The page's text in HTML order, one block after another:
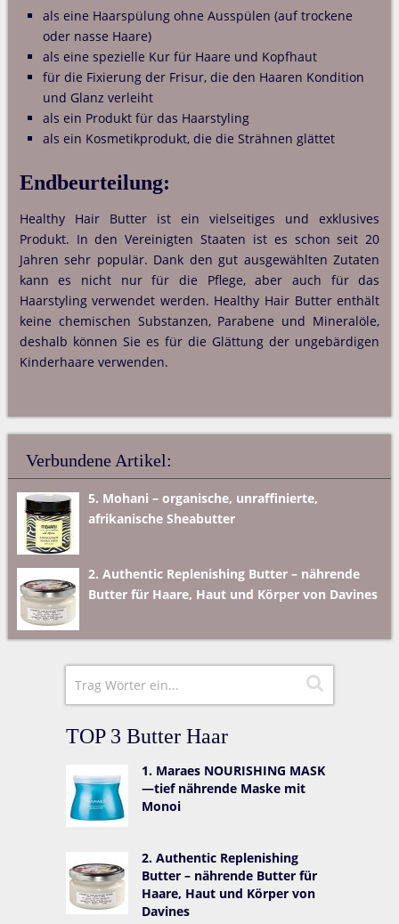
als eine Haarspülung ohne Ausspülen (auf trockene
oder nasse Haare)
als eine spezielle Kur für Haare und Kopfhaut
für die Fixierung der Frisur, die den Haaren Kondition
und Glanz verleiht
als ein Produkt für das Haarstyling
als ein Kosmetikprodukt, die die Strähnen glättet
Endbeurteilung:
Healthy Hair Butter ist ein vielseitiges und exklusives
Produkt. In den Vereinigten Staaten ist es schon seit 20
Jahren sehr populär. Dank den gut ausgewählten Zutaten
kann es nicht nur für die Pflege, aber auch für das
Haarstyling verwendet werden. Healthy Hair Butter enthält
keine chemischen Substanzen, Parabene und Mineralöle,
deshalb können Sie es für die Glättung der ungebärdigen
Kinderhaare verwenden.
Verbundene Artikel:
5. Mohani – organische, unraffinierte,
afrikanische Sheabutter
2. Authentic Replenishing Butter – nährende
Butter für Haare, Haut und Körper von Davines
TOP 3 Butter Haar
1. Maraes NOURISHING MASK
—tief nährende Maske mit
Monoi
2. Authentic Replenishing
Butter – nährende Butter für
Haare, Haut und Körper von
Davines